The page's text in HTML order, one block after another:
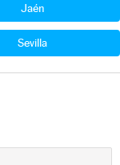
Jaén
Sevilla